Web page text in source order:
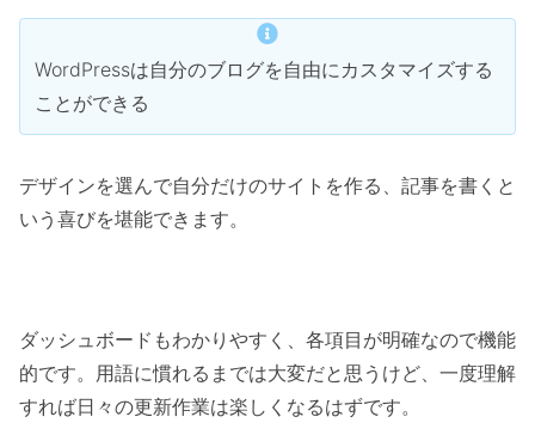
WordPressは自分のブログを自由にカスタマイズする
ことができる
デザインを選んで自分だけのサイトを作る、記事を書くと
いう喜びを堪能できます。
ダッシュボードもわかりやすく、各項目が明確なので機能
的です。用語に慣れるまでは大変だと思うけど、一度理解
すれば日々の更新作業は楽しくなるはずです。